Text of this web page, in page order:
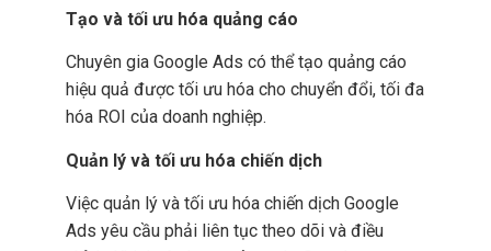
Tạo và tối ưu hóa quảng cáo
Chuyên gia Google Ads có thể tạo quảng cáo
hiệu quả được tối ưu hóa cho chuyển đổi, tối đa
hóa ROI của doanh nghiệp.
Quản lý và tối ưu hóa chiến dịch
Việc quản lý và tối ưu hóa chiến dịch Google
Ads yêu cầu phải liên tục theo dõi và điều